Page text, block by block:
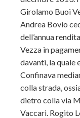
Girolamo Buoi
Andrea Bovio
dell’annua
Vezza in
davanti, la quale
Confinava
colla strada,
dietro colla via
Vaccari. Rogito